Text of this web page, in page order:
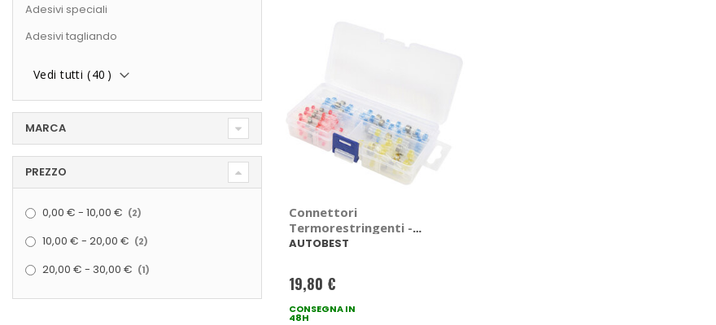
Connettori
Termorestringenti -
AUTOBEST
AUTOBEST
19,80 €
CONSEGNA IN
48H
Adesivi speciali
Adesivi tagliando
Vedi tutti (40 )
MARCA
PREZZO
0,00 € - 10,00 € 2
10,00 € - 20,00 € 2
20,00 € - 30,00 € 1